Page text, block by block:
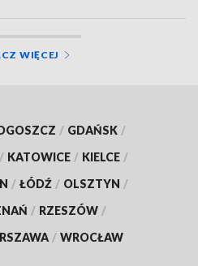
WIĘCEJ
/ GDAŃSK /
/ KATOWICE / KIELCE /
/ ŁÓDŹ / OLSZTYN /
/ RZESZÓW /
/ WROCŁAW